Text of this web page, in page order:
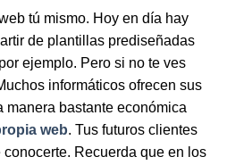
tú mismo. Hoy en día hay
de plantillas prediseñadas
ejemplo. Pero si no te ves
informáticos ofrecen sus
manera bastante económica
web. Tus futuros clientes
Recuerda que en los